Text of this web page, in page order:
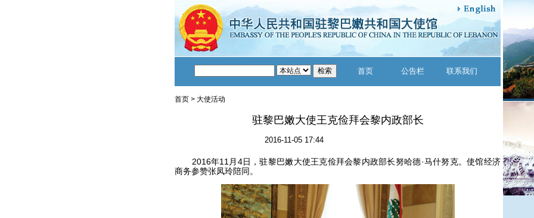
首页 公告栏 联系我们
首页 > 大使活动
驻黎巴嫩大使王克俭拜会黎内政部长
2016-11-05 17:44
2016年11月4日，驻黎巴嫩大使王克俭拜会黎内政部长努哈德·马什努克。使馆经济
商务参赞张凤玲陪同。